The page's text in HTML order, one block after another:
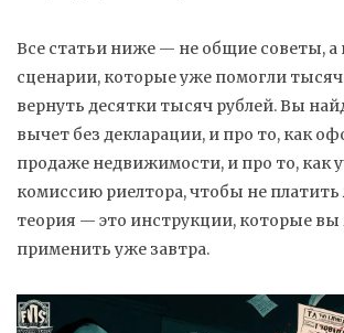
Все статьи ниже — не общие советы,
сценарии, которые уже помогли
вернуть десятки тысяч рублей. Вы
вычет без декларации, и про то, как
продаже недвижимости, и про то, как
комиссию риелтора, чтобы не
теория — это инструкции, которые
применить уже завтра.